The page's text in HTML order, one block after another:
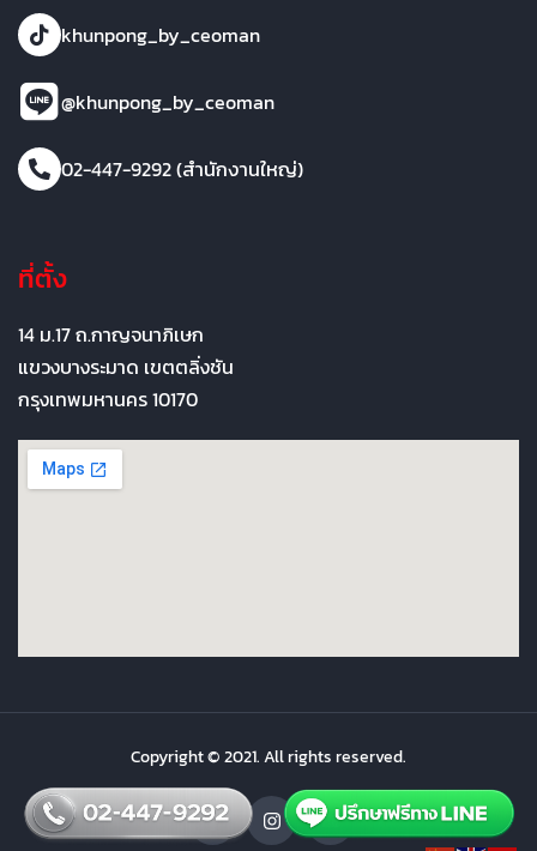
khunpong_by_ceoman
@khunpong_by_ceoman
02-447-9292 (สำนักงานใหญ่)
ที่ตั้ง
14 ม.17 ถ.กาญจนาภิเษก
แขวงบางระมาด เขตตลิ่งชัน
กรุงเทพมหานคร 10170
Copyright © 2021. All rights reserved.